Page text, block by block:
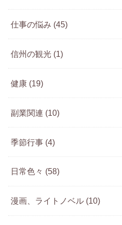
仕事の悩み (45)
信州の観光 (1)
健康 (19)
副業関連 (10)
季節行事 (4)
日常色々 (58)
漫画、ライトノベル (10)